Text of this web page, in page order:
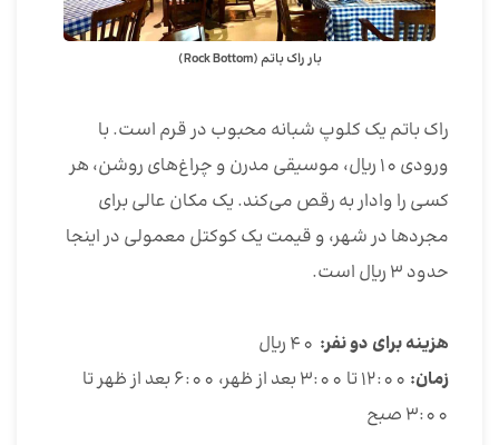
بار راک باتم (Rock Bottom)
راک باتم یک کلوپ شبانه محبوب در قرم است. با
ورودی 10 ریال، موسیقی مدرن و چراغ‌های روشن، هر
کسی را وادار به رقص می‌کند. یک مکان عالی برای
مجردها در شهر، و قیمت یک کوکتل معمولی در اینجا
حدود 3 ریال است.
هزینه برای دو نفر:
زمان:
12:00 تا 3:00 بعد از ظهر، 6:00 بعد از ظهر تا
3:00 صبح